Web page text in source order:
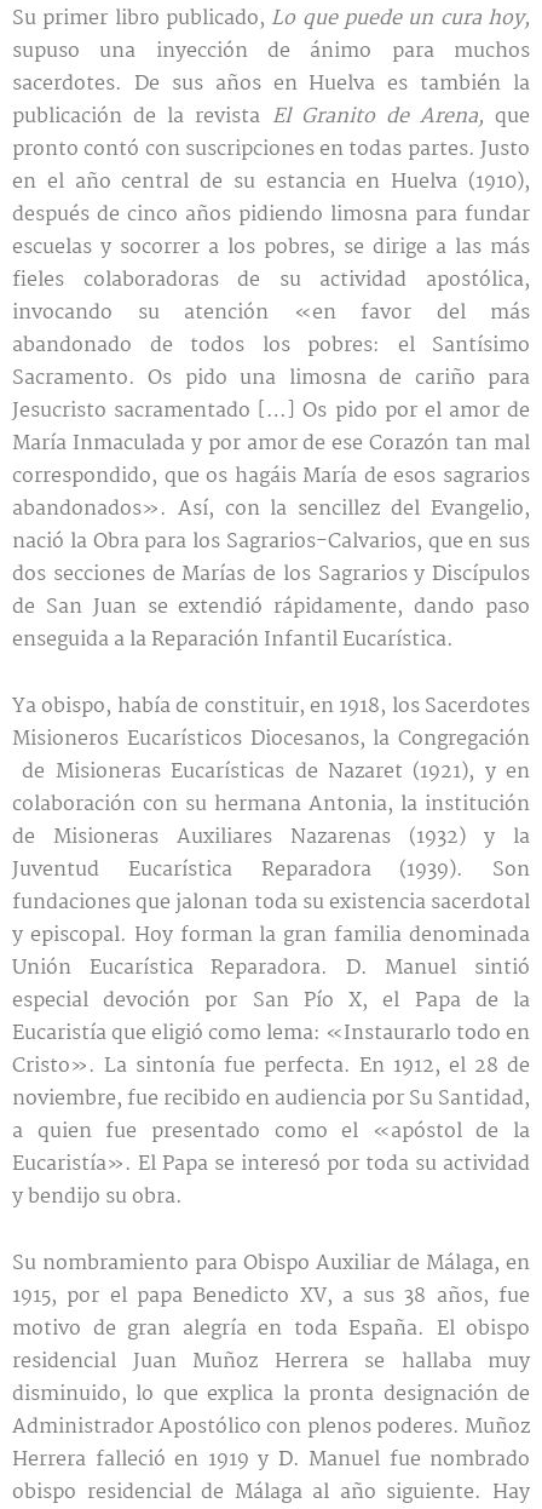
Su primer libro publicado, Lo que puede un cura hoy,
supuso una inyección de ánimo para muchos
sacerdotes. De sus años en Huelva es también la
publicación de la revista El Granito de Arena, que
pronto contó con suscripciones en todas partes. Justo
en el año central de su estancia en Huelva (1910),
después de cinco años pidiendo limosna para fundar
escuelas y socorrer a los pobres, se dirige a las más
fieles colaboradoras de su actividad apostólica,
invocando su atención «en favor del más
abandonado de todos los pobres: el Santísimo
Sacramento. Os pido una limosna de cariño para
Jesucristo sacramentado […] Os pido por el amor de
María Inmaculada y por amor de ese Corazón tan mal
correspondido, que os hagáis María de esos sagrarios
abandonados». Así, con la sencillez del Evangelio,
nació la Obra para los Sagrarios-Calvarios, que en sus
dos secciones de Marías de los Sagrarios y Discípulos
de San Juan se extendió rápidamente, dando paso
enseguida a la Reparación Infantil Eucarística.
Ya obispo, había de constituir, en 1918, los Sacerdotes
Misioneros Eucarísticos Diocesanos, la Congregación
de Misioneras Eucarísticas de Nazaret (1921), y en
colaboración con su hermana Antonia, la institución
de Misioneras Auxiliares Nazarenas (1932) y la
Juventud Eucarística Reparadora (1939). Son
fundaciones que jalonan toda su existencia sacerdotal
y episcopal. Hoy forman la gran familia denominada
Unión Eucarística Reparadora. D. Manuel sintió
especial devoción por San Pío X, el Papa de la
Eucaristía que eligió como lema: «Instaurarlo todo en
Cristo». La sintonía fue perfecta. En 1912, el 28 de
noviembre, fue recibido en audiencia por Su Santidad,
a quien fue presentado como el «apóstol de la
Eucaristía». El Papa se interesó por toda su actividad
y bendijo su obra.
Su nombramiento para Obispo Auxiliar de Málaga, en
1915, por el papa Benedicto XV, a sus 38 años, fue
motivo de gran alegría en toda España. El obispo
residencial Juan Muñoz Herrera se hallaba muy
disminuido, lo que explica la pronta designación de
Administrador Apostólico con plenos poderes. Muñoz
Herrera falleció en 1919 y D. Manuel fue nombrado
obispo residencial de Málaga al año siguiente. Hay